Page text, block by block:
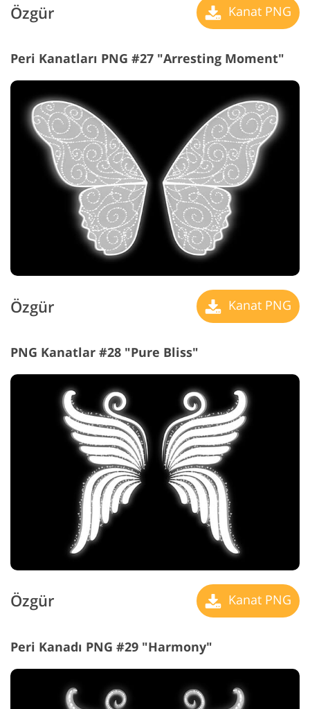
Özgür Kanat PNG
Peri Kanatları PNG #27 "Arresting Moment"
Özgür Kanat PNG
PNG Kanatlar #28 "Pure Bliss"
Özgür Kanat PNG
Peri Kanadı PNG #29 "Harmony"